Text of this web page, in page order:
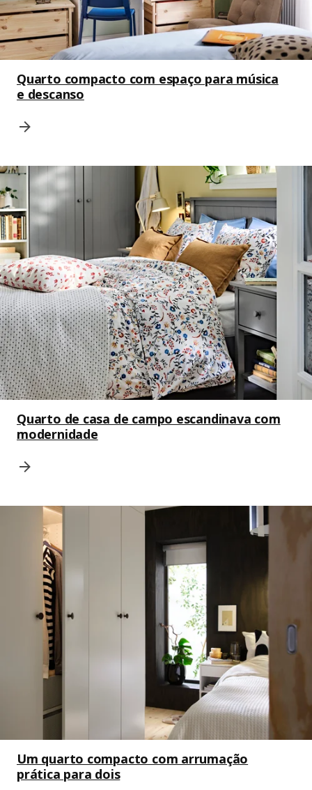
Quarto compacto com espaço para música
e descanso
Quarto de casa de campo escandinava com
modernidade
Um quarto compacto com arrumação
prática para dois